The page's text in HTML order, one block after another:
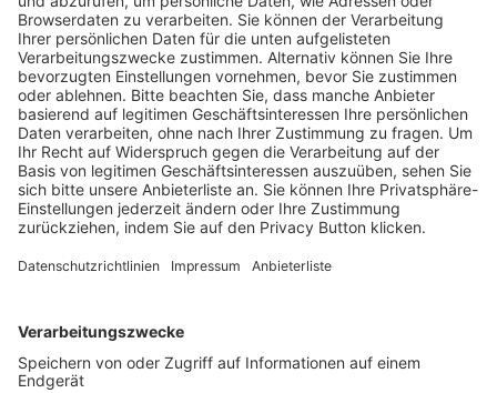
Trainerausbildung
Schulungsangebot Vereinsmitarbeiter
BFV-Geschäftsstellen
Trainerbörse
Login SpielPlus
FOLGE DEM BFV
TOP-VEREINE